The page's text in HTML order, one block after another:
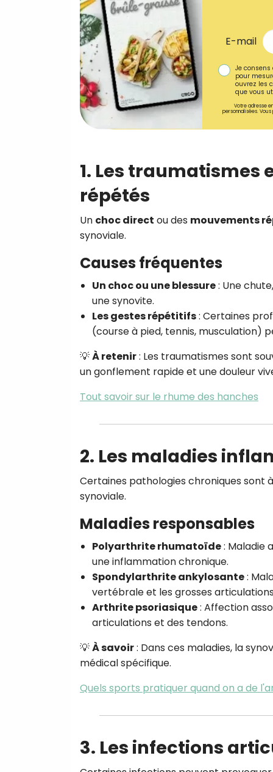
E-mail
Je
pour
ouvrez les
que vous
Votre adresse
personnalisées.
1. Les
répétés
Un choc direct ou des mouvements
synoviale.
Causes fréquentes
Un choc ou une blessure: Une
une synovite.
Les gestes répétitifs: Certaines
(course à pied, tennis, musculation)
💡À retenir: Les traumatismes sont
un gonflement rapide et une douleur
Tout savoir sur le rhume des hanches
2. Les maladies
Certaines pathologies chroniques sont
synoviale.
Maladies responsables
Polyarthrite rhumatoïde: Maladie
une inflammation chronique.
Spondylarthrite ankylosante:
vertébrale et les grosses
Arthrite psoriasique: Affection
articulations et des tendons.
💡À savoir: Dans ces maladies, la
médical spécifique.
Quels sports pratiquer quand on a de
3. Les infections